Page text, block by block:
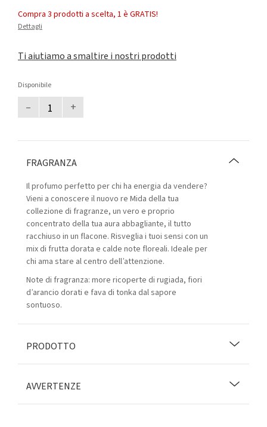
Compra 3 prodotti a scelta, 1 è GRATIS!
Dettagli
Ti aiutiamo a smaltire i nostri prodotti
Disponibile
– +
FRAGRANZA
Il profumo perfetto per chi ha energia da vendere?
Vieni a conoscere il nuovo re Mida della tua
collezione di fragranze, un vero e proprio
concentrato della tua aura abbagliante, il tutto
racchiuso in un flacone. Risveglia i tuoi sensi con un
mix di frutta dorata e calde note floreali. Ideale per
chi ama stare al centro dell’attenzione.
Note di fragranza: more ricoperte di rugiada, fiori
d’arancio dorati e fava di tonka dal sapore
sontuoso.
PRODOTTO
AVVERTENZE